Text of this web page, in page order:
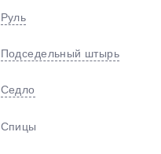
Руль
Подседельный штырь
Седло
Спицы